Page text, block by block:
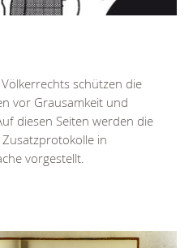
schützen die
vor Grausamkeit und
diesen Seiten werden die
in
vorgestellt.